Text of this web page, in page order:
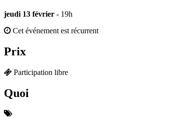
jeudi 13 février - 19h
Cet événement est récurrent
Prix
Participation libre
Quoi